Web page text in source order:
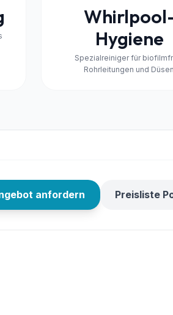
Hygiene
Spezialreiniger für
Rohrleitungen und
anfordern Preisliste